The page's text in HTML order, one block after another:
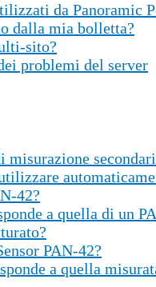
da Panoramic
dalla mia bolletta?
sito?
problemi del server
42?
a quella di un
PAN-42?
a quella